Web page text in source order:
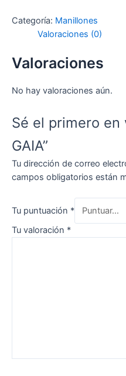
Categoría: Manillones
Valoraciones (0)
Valoraciones
No hay valoraciones aún.
Sé el primero en
GAIA”
Tu dirección de correo
campos obligatorios están
Tu puntuación *
Tu valoración *